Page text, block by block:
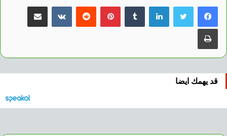
لينكدإن بينتيريست مشاركة عبر البريد
طباعة
قد يهمك ايضا